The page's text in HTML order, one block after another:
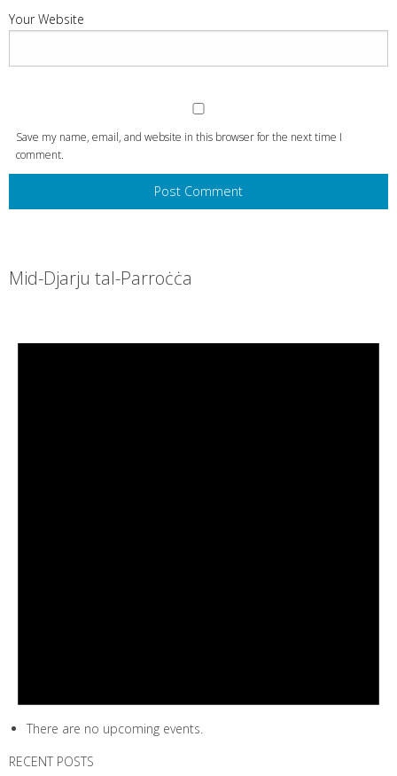
Your Website
Save my name, email, and website in this browser for the next time I
comment.
Mid-Djarju tal-Parroċċa
There are no upcoming events.
RECENT POSTS